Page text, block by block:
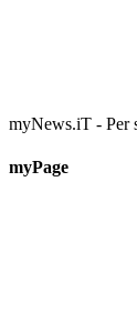
myNews.iT - Per
myPage